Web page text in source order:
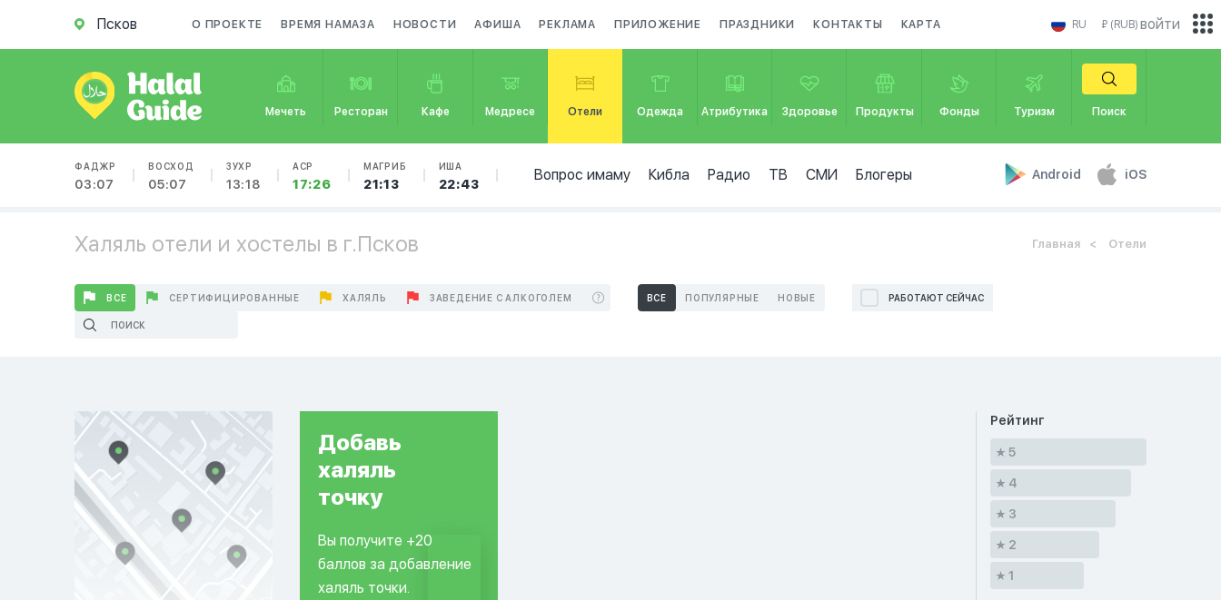
Псков О ПРОЕКТЕ ВРЕМЯ НАМАЗА НОВОСТИ АФИША РЕКЛАМА ПРИЛОЖЕНИЕ ПРАЗДНИКИ КОНТАКТЫ КАРТА RU ₽ (RUB)
Мечеть Ресторан Кафе Медресе Отели Одежда Атрибутика Здоровье Продукты Фонды Туризм Поиск
ФАДЖР
03:07
ВОСХОД
05:07
ЗУХР
13:18
АСР
17:26
МАГРИБ
21:13
ИША
22:43
Вопрос имаму Кибла Радио ТВ СМИ Блогеры Android iOS
войти
Халяль отели и хостелы в г.Псков Главная Отели
ВСЕ СЕРТИФИЦИРОВАННЫЕ ХАЛЯЛЬ ЗАВЕДЕНИЕ С АЛКОГОЛЕМ ВСЕ ПОПУЛЯРНЫЕ НОВЫЕ РАБОТАЮТ СЕЙЧАС
Добавь
халяль
точку
Вы получите +20
баллов за добавление
халяль точки.
Рейтинг
5
4
3
2
1